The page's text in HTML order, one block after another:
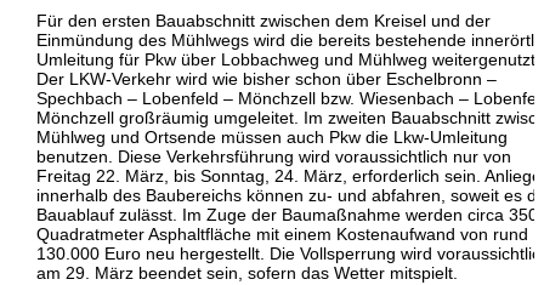
Für den ersten Bauabschnitt zwischen dem Kreisel und der
Einmündung des Mühlwegs wird die bereits bestehende
Umleitung für Pkw über Lobbachweg und Mühlweg weitergenutzt.
Der LKW-Verkehr wird wie bisher schon über Eschelbronn –
Spechbach – Lobenfeld – Mönchzell bzw. Wiesenbach –
Mönchzell großräumig umgeleitet. Im zweiten Bauabschnitt
Mühlweg und Ortsende müssen auch Pkw die Lkw-Umleitung
benutzen. Diese Verkehrsführung wird voraussichtlich nur von
Freitag 22. März, bis Sonntag, 24. März, erforderlich sein.
innerhalb des Baubereichs können zu- und abfahren, soweit es
Bauablauf zulässt. Im Zuge der Baumaßnahme werden circa
Quadratmeter Asphaltfläche mit einem Kostenaufwand von rund
130.000 Euro neu hergestellt. Die Vollsperrung wird
am 29. März beendet sein, sofern das Wetter mitspielt.